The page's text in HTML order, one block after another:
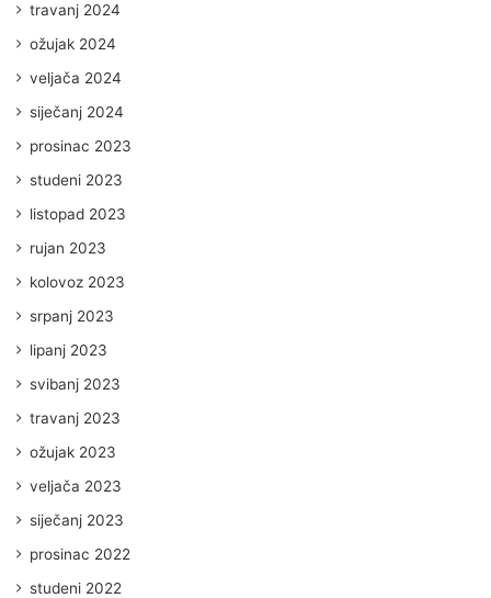
travanj 2024
ožujak 2024
veljača 2024
siječanj 2024
prosinac 2023
studeni 2023
listopad 2023
rujan 2023
kolovoz 2023
srpanj 2023
lipanj 2023
svibanj 2023
travanj 2023
ožujak 2023
veljača 2023
siječanj 2023
prosinac 2022
studeni 2022